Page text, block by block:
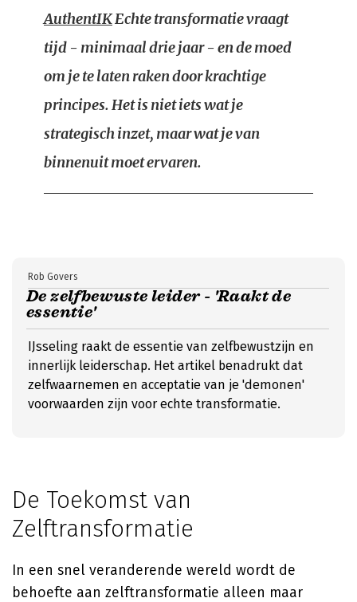
AuthentIKEchte transformatie vraagt
tijd - minimaal drie jaar - en de moed
om je te laten raken door krachtige
principes. Het is niet iets wat je
strategisch inzet, maar wat je van
binnenuit moet ervaren.
De zelfbewuste leider - 'Raakt de
essentie'
Rob Govers
IJsseling raakt de essentie van zelfbewustzijn en
innerlijk leiderschap. Het artikel benadrukt dat
zelfwaarnemen en acceptatie van je 'demonen'
voorwaarden zijn voor echte transformatie.
De Toekomst van
Zelftransformatie
In een snel veranderende wereld wordt de
behoefte aan zelftransformatie alleen maar